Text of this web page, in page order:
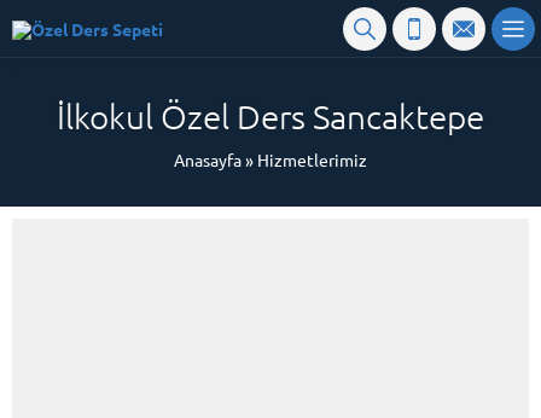
İlkokul Özel Ders Sancaktepe
Anasayfa» Hizmetlerimiz